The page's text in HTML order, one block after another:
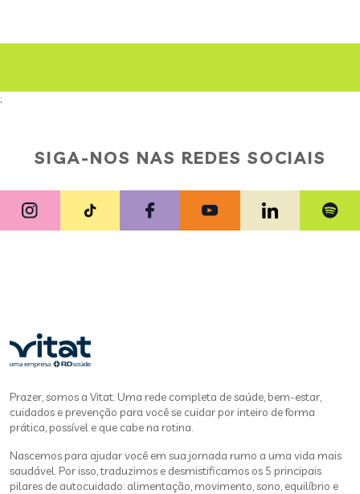
;
SIGA-NOS NAS REDES SOCIAIS
Prazer, somos a Vitat. Uma rede completa de saúde, bem-estar,
cuidados e prevenção para você se cuidar por inteiro de forma
prática, possível e que cabe na rotina.
Nascemos para ajudar você em sua jornada rumo a uma vida mais
saudável. Por isso, traduzimos e desmistificamos os 5 principais
pilares de autocuidado: alimentação, movimento, sono, equilíbrio e